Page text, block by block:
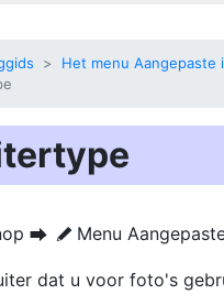
Het menu Aangepaste
U A Menu
dat u voor foto's